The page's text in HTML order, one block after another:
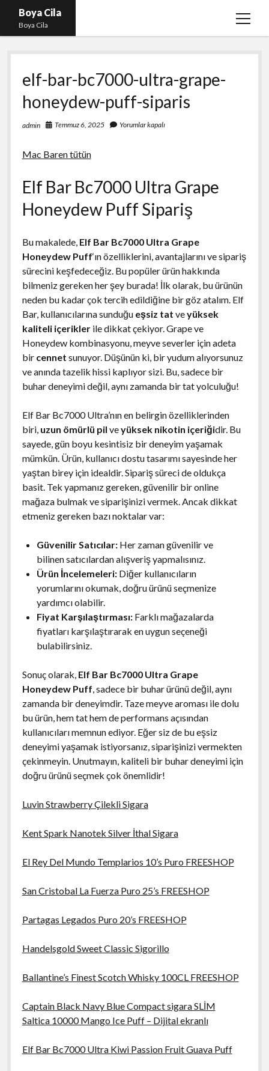
Boya Cila
Boya Cila
menüyü
En İyi Tiktok Takipçi Hilesi
Liste
Parasız Instagram Türk Takipçi Hilesi
Sayfa Listesi
elf-bar-bc7000-ultra-grape-
honeydew-puff-siparis
admin Temmuz 6, 2025 Yorumlar kapalı
Mac Baren tütün
Elf Bar Bc7000 Ultra Grape
Honeydew Puff Sipariş
Bu makalede, Elf Bar Bc7000 Ultra Grape
Honeydew Puff‘ın özelliklerini, avantajlarını ve sipariş
sürecini keşfedeceğiz. Bu popüler ürün hakkında
bilmeniz gereken her şey burada! İlk olarak, bu ürünün
neden bu kadar çok tercih edildiğine bir göz atalım. Elf
Bar, kullanıcılarına sunduğu eşsiz tat veyüksek
kaliteli içeriklerile dikkat çekiyor. Grape ve
Honeydew kombinasyonu, meyve severler için adeta
bir cennet sunuyor. Düşünün ki, bir yudum alıyorsunuz
ve anında tazelik hissi kaplıyor sizi. Bu, sadece bir
buhar deneyimi değil, aynı zamanda bir tat yolculuğu!
Elf Bar Bc7000 Ultra’nın en belirgin özelliklerinden
biri, uzun ömürlü pil veyüksek nikotin içeriğidir. Bu
sayede, gün boyu kesintisiz bir deneyim yaşamak
mümkün. Ürün, kullanıcı dostu tasarımı sayesinde her
yaştan birey için idealdir. Sipariş süreci de oldukça
basit. Tek yapmanız gereken, güvenilir bir online
mağaza bulmak ve siparişinizi vermek. Ancak dikkat
etmeniz gereken bazı noktalar var:
Güvenilir Satıcılar:Her zaman güvenilir ve
bilinen satıcılardan alışveriş yapmalısınız.
Ürün İncelemeleri:Diğer kullanıcıların
yorumlarını okumak, doğru ürünü seçmenize
yardımcı olabilir.
Fiyat Karşılaştırması:Farklı mağazalarda
fiyatları karşılaştırarak en uygun seçeneği
bulabilirsiniz.
Sonuç olarak, Elf Bar Bc7000 Ultra Grape
Honeydew Puff, sadece bir buhar ürünü değil, aynı
zamanda bir deneyimdir. Taze meyve aroması ile dolu
bu ürün, hem tat hem de performans açısından
kullanıcıları memnun ediyor. Eğer siz de bu eşsiz
deneyimi yaşamak istiyorsanız, siparişinizi vermekten
çekinmeyin. Unutmayın, kaliteli bir buhar deneyimi için
doğru ürünü seçmek çok önemlidir!
Luvin Strawberry Çilekli Sigara
Kent Spark Nanotek Silver İthal Sigara
El Rey Del Mundo Templarios 10’s Puro FREESHOP
San Cristobal La Fuerza Puro 25’s FREESHOP
Partagas Legados Puro 20’s FREESHOP
Handelsgold Sweet Classic Sigorillo
Ballantine’s Finest Scotch Whisky 100CL FREESHOP
Captain Black Navy Blue Compact sigara SLİM
Saltica 10000 Mango Ice Puff – Dijital ekranlı
Elf Bar Bc7000 Ultra Kiwi Passion Fruit Guava Puff